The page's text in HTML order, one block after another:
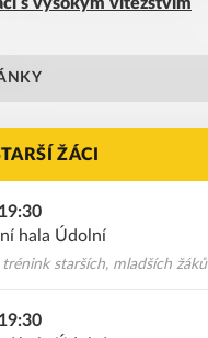
ŽÁCI
hala Údolní
starších, mladších žáků